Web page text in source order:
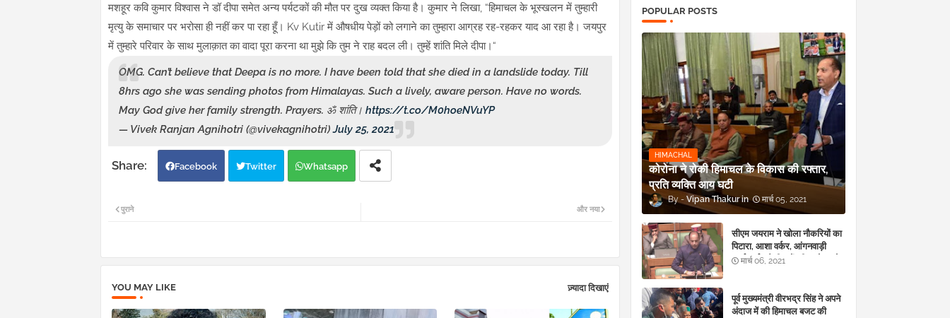
मशहूर कवि कुमार विश्वास ने डॉ दीपा समेत अन्य पर्यटकों की मौत पर दुख व्यक्त किया है। कुमार ने लिखा, “हिमाचल के भूस्खलन में तुम्हारी
मृत्यु के समाचार पर भरोसा ही नहीं कर पा रहा हूँ। Kv Kutir में औषधीय पेड़ों को लगाने का तुम्हारा आग्रह रह-रहकर याद आ रहा है। जयपुर
में तुम्हारे परिवार के साथ मुलाक़ात का वादा पूरा करना था मुझे कि तुम ने राह बदल ली। तुम्हें शांति मिले दीपा।“
OMG. Can’t believe that Deepa is no more. I have been told that she died in a landslide today. Till
8hrs ago she was sending photos from Himalayas. Such a lively, aware person. Have no words.
May God give her family strength. Prayers. ॐ शांति। https://t.co/M0hoeNVuYP
— Vivek Ranjan Agnihotri (@vivekagnihotri)July 25, 2021
Facebook Twitter Whatsapp
और नया
पुराने
YOU MAY LIKE ज़्यादा दिखाएं
POPULAR POSTS
HIMACHAL
कोरोना ने रोकी हिमाचल के विकास की रफ्तार,
प्रति व्यक्ति आय घटी
Vipan Thakur मार्च 05, 2021
सीएम जयराम ने खोला नौकरियों का
पिटारा, आशा वर्कर, आंगनवाड़ी
कार्यकर्ता, चौकीदारों की बल्ले-बल्ले
मार्च 06, 2021
पूर्व मुख्यमंत्री वीरभद्र सिंह ने अपने
अंदाज में की हिमाचल बजट की